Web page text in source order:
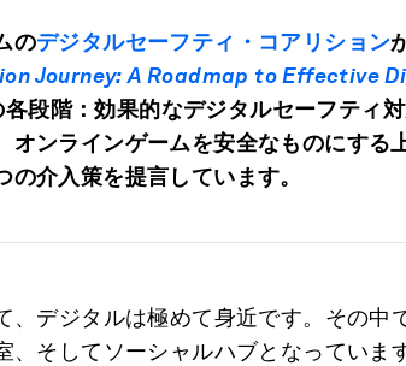
のデジタルセーフティ・コアリション
Journey: A Roadmap to Effective
各段階：効果的なデジタルセーフティ
オンラインゲームを安全なものにする
の介入策を提言しています。
、デジタルは極めて身近です。その中
、そしてソーシャルハブとなっていま